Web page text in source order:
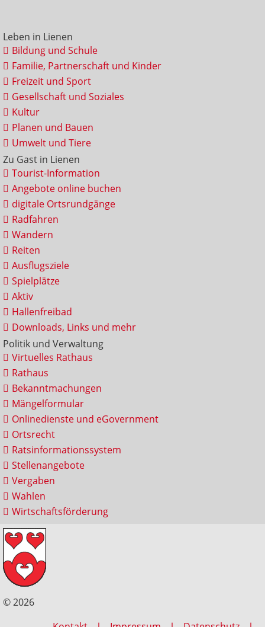
Leben in Lienen
Bildung und Schule
Familie, Partnerschaft und Kinder
Freizeit und Sport
Gesellschaft und Soziales
Kultur
Planen und Bauen
Umwelt und Tiere
Zu Gast in Lienen
Tourist-Information
Angebote online buchen
digitale Ortsrundgänge
Radfahren
Wandern
Reiten
Ausflugsziele
Spielplätze
Aktiv
Hallenfreibad
Downloads, Links und mehr
Politik und Verwaltung
Virtuelles Rathaus
Rathaus
Bekanntmachungen
Mängelformular
Onlinedienste und eGovernment
Ortsrecht
Ratsinformationssystem
Stellenangebote
Vergaben
Wahlen
Wirtschaftsförderung
© 2026